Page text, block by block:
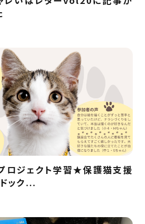
ロジェクト学習★保護猫支援
ック...